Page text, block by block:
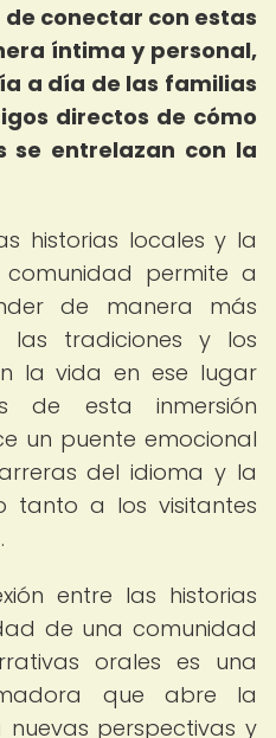
conectar con estas
íntima y personal,
a día de las familias
directos de cómo
se entrelazan con la
historias locales y la
permite a
de manera más
las tradiciones y los
la vida en ese lugar
de esta inmersión
un puente emocional
del idioma y la
tanto a los visitantes
entre las historias
de una comunidad
orales es una
que abre la
perspectivas y